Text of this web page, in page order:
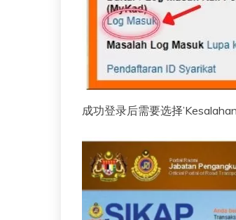
成功登录后需要选择